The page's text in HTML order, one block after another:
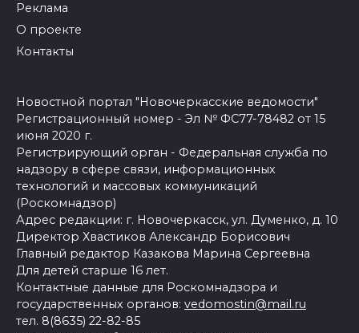
Реклама
О проекте
Контакты
Новостной портал "Новочеркасские ведомости"
Регистрационный номер - Эл № ФС77-78482 от 15
июня 2020 г.
Регистрирующий орган - Федеральная служба по
надзору в сфере связи, информационных
технологий и массовых коммуникаций
(Роскомнадзор)
Адрес редакции: г. Новочеркасск, ул. Думенко, д. 10
Директор Хвастиков Александр Борисович
Главный редактор Казакова Марина Сергеевна
Для детей старше 16 лет.
Контактные данные для Роскомнадзора и
государственных органов: vedomostin@mail.ru
тел. 8(8635) 22-82-85